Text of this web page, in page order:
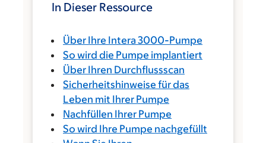
In Dieser Ressource
Über Ihre Intera 3000-Pumpe
So wird die Pumpe implantiert
Über Ihren Durchflussscan
Sicherheitshinweise für das
Leben mit Ihrer Pumpe
Nachfüllen Ihrer Pumpe
So wird Ihre Pumpe nachgefüllt